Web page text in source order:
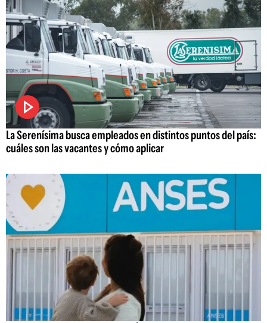
La Serenísima busca empleados en distintos puntos del país:
cuáles son las vacantes y cómo aplicar